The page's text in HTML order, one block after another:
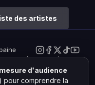
des artistes
légales·Gérer les
mesure d'audience
pour comprendre la